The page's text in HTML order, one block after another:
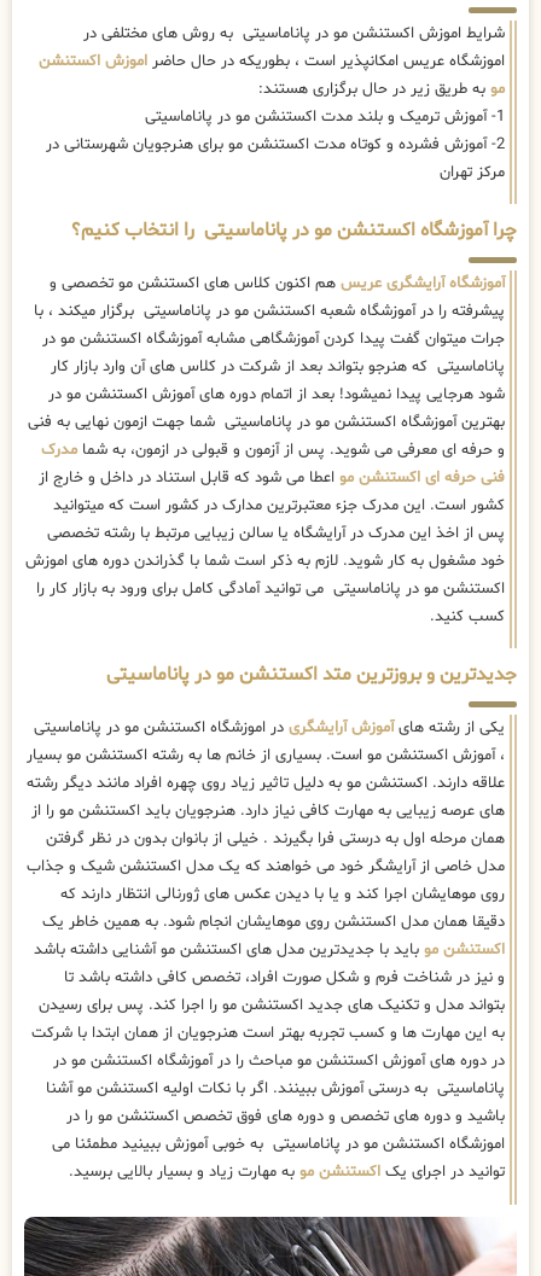
شرایط اموزش اکستنشن مو در پاناماسیتی به روش های مختلفی در
اموزشگاه عریس امکانپذیر است ، بطوریکه در حال حاضر اموزش اکستنشن
مو به طریق زیر در حال برگزاری هستند:
1- آموزش ترمیک و بلند مدت اکستنشن مو در پاناماسیتی
2- آموزش فشرده و کوتاه مدت اکستنشن مو برای هنرجویان شهرستانی در
مرکز تهران
چرا آموزشگاه اکستنشن مو در پاناماسیتی را انتخاب کنیم؟
آموزشگاه آرایشگری عریس هم اکنون کلاس های اکستنشن مو تخصصی و
پیشرفته را در آموزشگاه شعبه اکستنشن مو در پاناماسیتی برگزار میکند ، با
جرات میتوان گفت پیدا کردن آموزشگاهی مشابه آموزشگاه اکستنشن مو در
پاناماسیتی که هنرجو بتواند بعد از شرکت در کلاس های آن وارد بازار کار
شود هرجایی پیدا نمیشود! بعد از اتمام دوره های آموزش اکستنشن مو در
بهترین آموزشگاه اکستنشن مو در پاناماسیتی شما جهت ازمون نهایی به فنی
و حرفه ای معرفی می شوید. پس از آزمون و قبولی در ازمون، به شما مدرک
فنی حرفه ای اکستنشن مو اعطا می شود که قابل استناد در داخل و خارج از
کشور است. این مدرک جزء معتبرترین مدارک در کشور است که میتوانید
پس از اخذ این مدرک در آرایشگاه یا سالن زیبایی مرتبط با رشته تخصصی
خود مشغول به کار شوید. لازم به ذکر است شما با گذراندن دوره های اموزش
اکستنشن مو در پاناماسیتی می توانید آمادگی کامل برای ورود به بازار کار را
کسب کنید.
جدیدترین و بروزترین متد اکستنشن مو در پاناماسیتی
یکی از رشته هایآموزش آرایشگری در اموزشگاه اکستنشن مو در پاناماسیتی
، آموزش اکستنشن مو است. بسیاری از خانم ها به رشته اکستنشن مو بسیار
علاقه دارند. اکستنشن مو به دلیل تاثیر زیاد روی چهره افراد مانند دیگر رشته
های عرصه زیبایی به مهارت کافی نیاز دارد. هنرجویان باید اکستنشن مو را از
همان مرحله اول به درستی فرا بگیرند . خیلی از بانوان بدون در نظر گرفتن
مدل خاصی از آرایشگر خود می خواهند که یک مدل اکستنشن شیک و جذاب
روی موهایشان اجرا کند و یا با دیدن عکس های ژورنالی انتظار دارند که
دقیقا همان مدل اکستنشن روی موهایشان انجام شود. به همین خاطر یک
اکستنشن مو باید با جدیدترین مدل های اکستنشن مو آشنایی داشته باشد
و نیز در شناخت فرم و شکل صورت افراد، تخصص کافی داشته باشد تا
بتواند مدل و تکنیک های جدید اکستنشن مو را اجرا کند. پس برای رسیدن
به این مهارت ها و کسب تجربه بهتر است هنرجویان از همان ابتدا با شرکت
در دوره های آموزش اکستنشن مو مباحث را در آموزشگاه اکستنشن مو در
پاناماسیتی به درستی آموزش ببینند. اگر با نکات اولیه اکستنشن مو آشنا
باشید و دوره های تخصص و دوره های فوق تخصص اکستنشن مو را در
اموزشگاه اکستنشن مو در پاناماسیتی به خوبی آموزش ببینید مطمئنا می
توانید در اجرای یک اکستنشن مو به مهارت زیاد و بسیار بالایی برسید.